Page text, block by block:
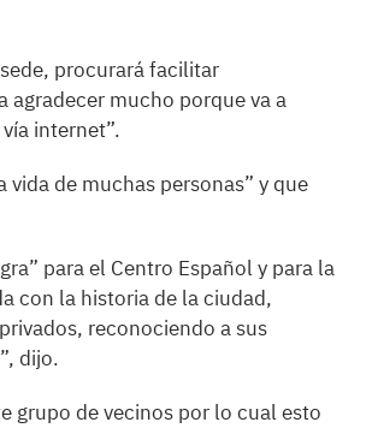
procurará facilitar
agradecer mucho porque va a
internet”.
de muchas personas” y que
para el Centro Español y para la
con la historia de la ciudad,
reconociendo a sus
dijo.
grupo de vecinos por lo cual esto